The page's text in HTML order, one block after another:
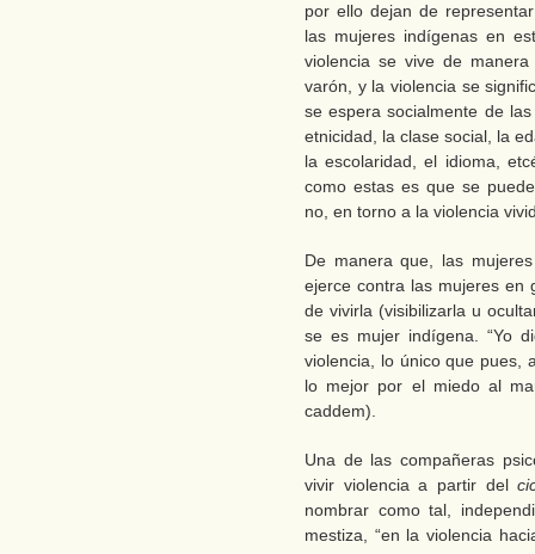
por ello dejan de
las mujeres indígenas en
violencia se vive de
varón, y la violencia se
se espera socialmente de
etnicidad, la clase social, la
la escolaridad, el idioma,
como estas es que se
no, en torno a la violencia
De manera que, las
ejerce contra las mujeres en
de vivirla (visibilizarla u
se es mujer indígena. “Yo
violencia, lo único que pues,
lo mejor por el miedo al
caddem).
Una de las compañeras
vivir violencia a partir del
nombrar como tal,
mestiza, “en la violencia